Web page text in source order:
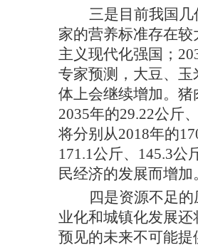
三是目前我国
家的营养标准存在
主义现代化强国；
专家预测，大豆、
体上会继续增加。猪
2035年的29.22公斤
将分别从2018年的
171.1公斤、145.3
民经济的发展而增加
四是资源不足
业化和城镇化发展
预见的未来不可能提